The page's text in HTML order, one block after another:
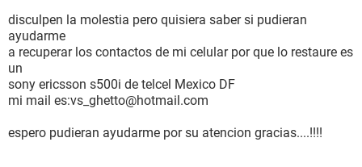
disculpen la molestia pero quisiera saber si pudieran
ayudarme
a recuperar los contactos de mi celular por que lo restaure es
un
sony ericsson s500i de telcel Mexico DF
mi mail es:vs_ghetto@hotmail.com
espero pudieran ayudarme por su atencion gracias....!!!!